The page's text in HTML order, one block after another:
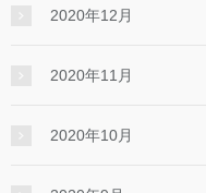
2020年12月
2020年11月
2020年10月